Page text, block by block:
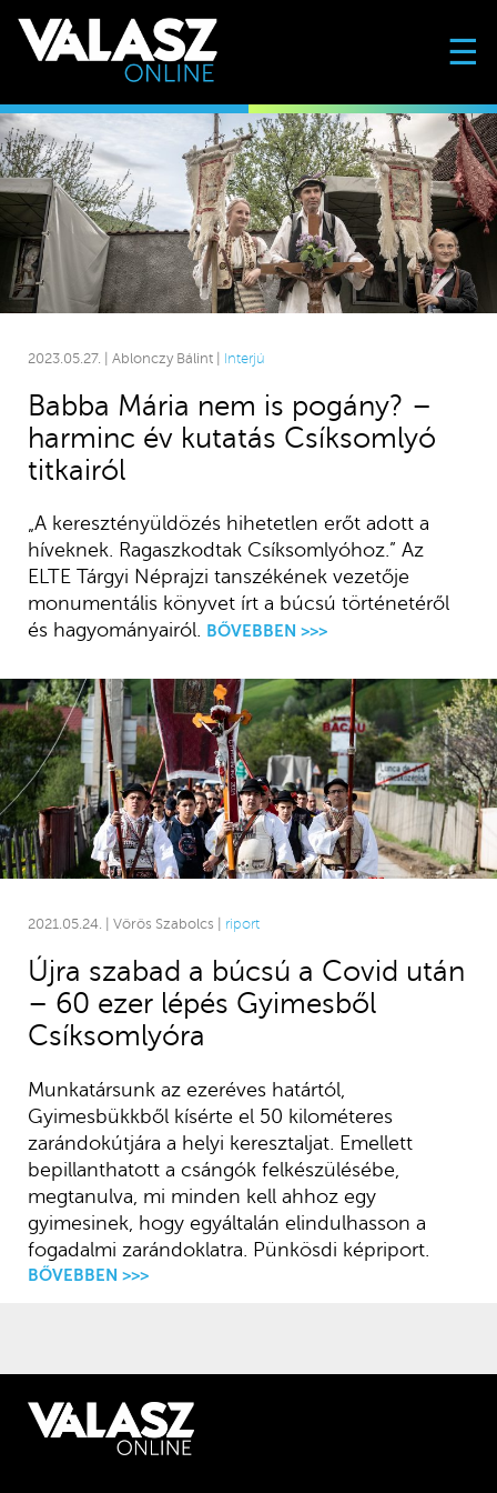
☰
2023.05.27. | Ablonczy Bálint | Interjú
Babba Mária nem is pogány? –
harminc év kutatás Csíksomlyó
titkairól
„A keresztényüldözés hihetetlen erőt adott a
híveknek. Ragaszkodtak Csíksomlyóhoz.” Az
ELTE Tárgyi Néprajzi tanszékének vezetője
monumentális könyvet írt a búcsú történetéről
és hagyományairól. BŐVEBBEN >>>
2021.05.24. | Vörös Szabolcs | riport
Újra szabad a búcsú a Covid után
– 60 ezer lépés Gyimesből
Csíksomlyóra
Munkatársunk az ezeréves határtól,
Gyimesbükkből kísérte el 50 kilométeres
zarándokútjára a helyi keresztaljat. Emellett
bepillanthatott a csángók felkészülésébe,
megtanulva, mi minden kell ahhoz egy
gyimesinek, hogy egyáltalán elindulhasson a
fogadalmi zarándoklatra. Pünkösdi képriport.
BŐVEBBEN >>>